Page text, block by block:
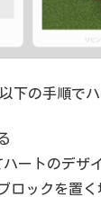
以下の手順で
ートのデザ
ロックを置